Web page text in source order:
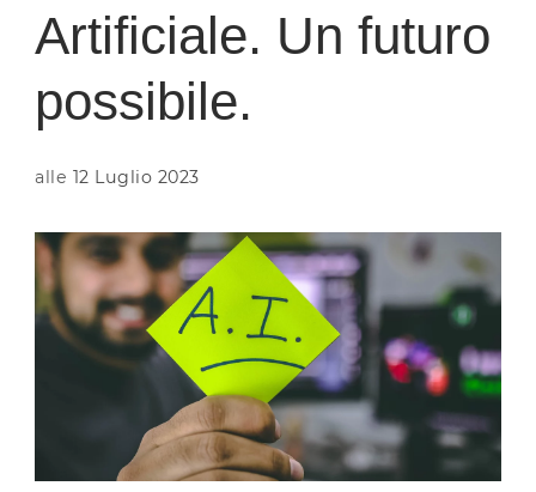
Artificiale. Un futuro
possibile.
alle 12 Luglio 2023